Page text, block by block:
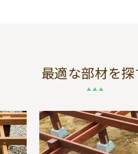
最適な部材を探